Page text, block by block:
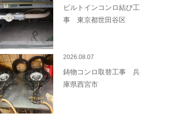
ビルトインコンロ結び工
事 東京都世田谷区
2026.08.07
鋳物コンロ取替工事 兵
庫県西宮市